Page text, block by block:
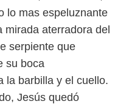
lo mas espeluznante
mirada aterradora del
serpiente que
su boca
la barbilla y el cuello.
Jesús quedó